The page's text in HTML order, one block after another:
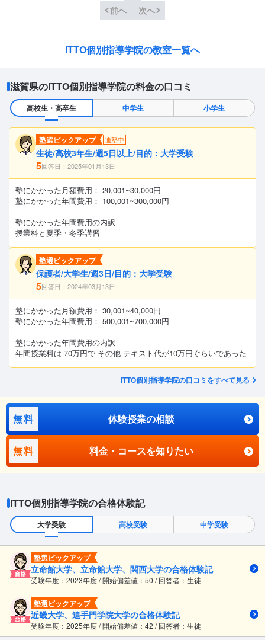
前へ 次へ
ITTO個別指導学院の教室一覧へ
滋賀県のITTO個別指導学院の料金の口コミ
高校生・高卒生 中学生 小学生
塾選ピックアップ 通塾中
生徒/高校3年生/週5日以上/目的：大学受験
5回答日：2025年01月13日
塾にかかった月額費用： 20,001~30,000円
塾にかかった年間費用： 100,001~300,000円
塾にかかった年間費用の内訳
授業料と夏季・冬季講習
塾選ピックアップ
保護者/大学生/週3日/目的：大学受験
5回答日：2024年03月13日
塾にかかった月額費用： 30,001~40,000円
塾にかかった年間費用： 500,001~700,000円
塾にかかった年間費用の内訳
年間授業料は 70万円で その他 テキスト代が10万円ぐらいであった
ITTO個別指導学院の口コミをすべて見る
無料 体験授業の相談
無料 料金・コースを知りたい
ITTO個別指導学院の合格体験記
大学受験 高校受験 中学受験
塾選ピックアップ
立命館大学、立命館大学、関西大学の合格体験記
受験年度：2023年度 / 開始偏差値：50 / 回答者：生徒
塾選ピックアップ
近畿大学、追手門学院大学の合格体験記
受験年度：2025年度 / 開始偏差値：42 / 回答者：生徒